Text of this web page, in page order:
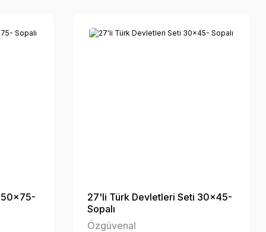
50x75-
27'li Türk Devletleri Seti 30x45-
Sopalı
Özgüvenal